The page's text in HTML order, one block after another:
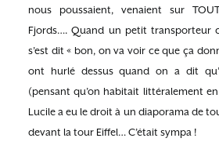
nous poussaient, venaient sur
Fjords…. Quand un petit transporteur
s’est dit « bon, on va voir ce que ça
ont hurlé dessus quand on a dit
(pensant qu’on habitait littéralement
Lucile a eu le droit à un diaporama de
devant la tour Eiffel… C’était sympa !